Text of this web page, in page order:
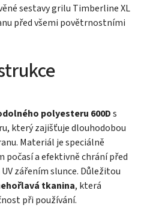
sestavy grilu Timberline XL
před všemi povětrnostními
polyesteru 600Ds
který zajišťuje dlouhodobou
Materiál je speciálně
počasí a efektivně chrání před
zářením slunce. Důležitou
tkanina, která
při používání.